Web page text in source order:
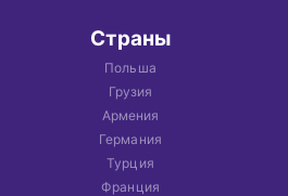
Страны
Польша
Грузия
Армения
Германия
Турция
Франция